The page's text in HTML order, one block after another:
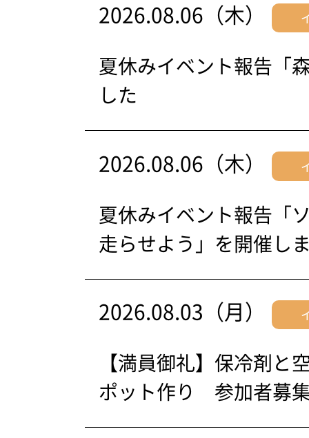
2026.08.06（木）
夏休みイベント報告「
した
2026.08.06（木）
夏休みイベント報告「
走らせよう」を開催し
2026.08.03（月）
【満員御礼】保冷剤と
ポット作り 参加者募